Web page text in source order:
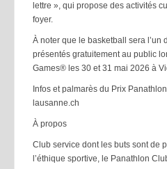
lettre », qui propose des activités
foyer.
À noter que le basketball sera l’un
présentés gratuitement au public
Games® les 30 et 31 mai 2026 à
Infos et palmarès du Prix
lausanne.ch
À propos
Club service dont les buts sont de
l’éthique sportive, le Panathlon